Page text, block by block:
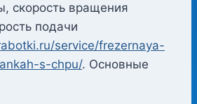
скорость вращения
подачи
service/frezernaya-
s-chpu/. Основные